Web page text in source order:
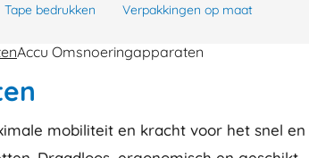
Tape bedrukken Verpakkingen op maat
Accu Omsnoeringapparaten
mobiliteit en kracht voor het snel en